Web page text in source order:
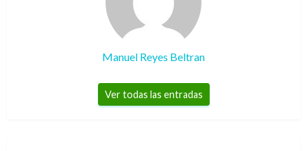
Manuel Reyes Beltran
Ver todas las entradas